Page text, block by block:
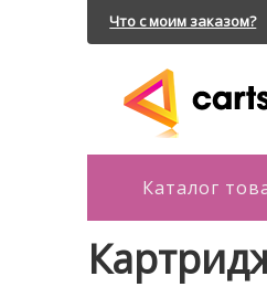
Что с моим заказом?
Каталог